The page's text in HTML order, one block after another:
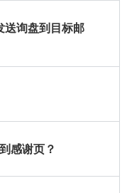
询盘到目标邮
感谢页？